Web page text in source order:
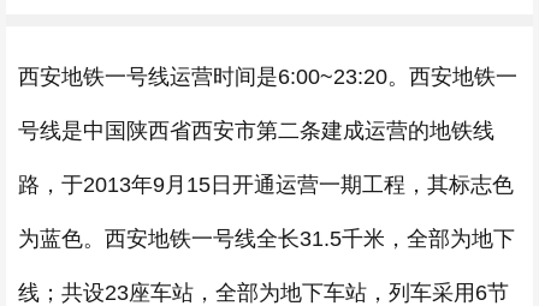
西安地铁一号线运营时间是6:00~23:20。西安地铁一
号线是中国陕西省西安市第二条建成运营的地铁线
路，于2013年9月15日开通运营一期工程，其标志色
为蓝色。西安地铁一号线全长31.5千米，全部为地下
线；共设23座车站，全部为地下车站，列车采用6节